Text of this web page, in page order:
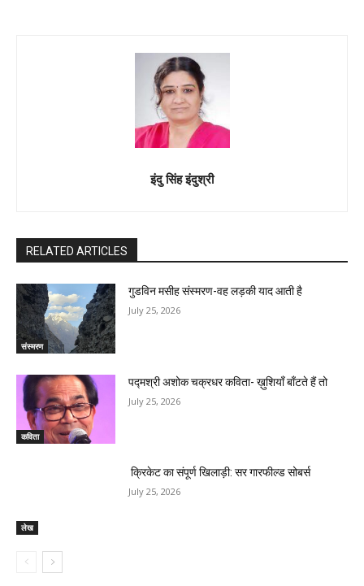
इंदु सिंह इंदुश्री
RELATED ARTICLES
संस्मरण
गुडविन मसीह संस्मरण-वह लड़की याद आती है
July 25, 2026
कविता
पद्मश्री अशोक चक्रधर कविता- ख़ुशियाँ बाँटते हैं तो
July 25, 2026
लेख
क्रिकेट का संपूर्ण खिलाड़ी: सर गारफील्ड सोबर्स
July 25, 2026